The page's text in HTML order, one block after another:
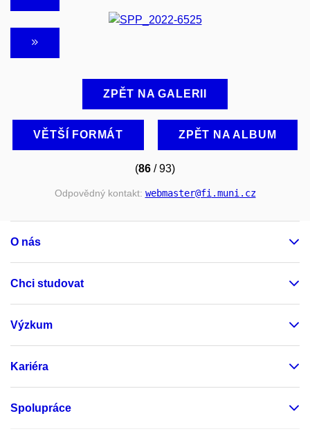
ZPĚT NA GALERII
VĚTŠÍ FORMÁT ZPĚT NA ALBUM
(86 / 93)
Odpovědný kontakt: webmaster@fi.muni.cz
O nás
Chci studovat
Výzkum
Kariéra
Spolupráce